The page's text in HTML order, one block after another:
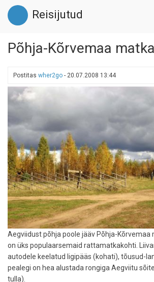
Liigu
edasi
põhisisu
Reisijutud
Põhja-Kõrvemaa
Postitas wher2go - 20.07.2008 13:44
Aegviidust põhja poole jääv Põhja-Kõrvemaa
on üks populaarsemaid rattamatkakohti.
autodele keelatud ligipääs (kohati), tõusud-
pealegi on hea alustada rongiga Aegviitu
tulla).